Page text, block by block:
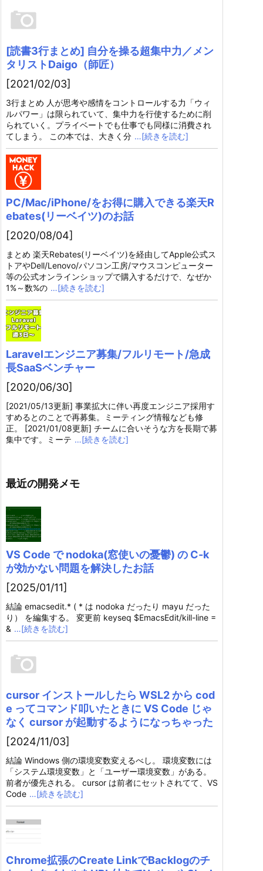
[読書3行まとめ] 自分を操る超集中力／メン
タリストDaigo（師匠）
[2021/02/03]
3行まとめ 人が思考や感情をコントロールする力「ウィ
ルパワー」は限られていて、集中力を行使するために削
られていく。プライベートでも仕事でも同様に消費され
てしまう。 この本では、大きく分 …[続きを読む]
PC/Mac/iPhone/をお得に購入できる楽天R
ebates(リーベイツ)のお話
[2020/08/04]
まとめ 楽天Rebates(リーベイツ)を経由してApple公式ス
トアやDell/Lenovo/パソコン工房/マウスコンピューター
等の公式オンラインショップで購入するだけで、なぜか
1%～数%の …[続きを読む]
Laravelエンジニア募集/フルリモート/急成
長SaaSベンチャー
[2020/06/30]
[2021/05/13更新] 事業拡大に伴い再度エンジニア採用す
すめるとのことで再募集。ミーティング情報なども修
正。 [2021/01/08更新] チームに合いそうな方を長期で募
集中です。ミーテ …[続きを読む]
最近の開発メモ
VS Code で nodoka(窓使いの憂鬱) の C-k
が効かない問題を解決したお話
[2025/01/11]
結論 emacsedit.* ( * は nodoka だったり mayu だった
り） を編集する。 変更前 keyseq $EmacsEdit/kill-line =
& …[続きを読む]
cursor インストールしたら WSL2 から cod
e ってコマンド叩いたときに VS Code じゃ
なく cursor が起動するようになっちゃった
[2024/11/03]
結論 Windows 側の環境変数変えるべし。 環境変数には
「システム環境変数」と「ユーザー環境変数」がある。
前者が優先される。 cursor は前者にセットされてて、VS
Code …[続きを読む]
Chrome拡張のCreate LinkでBacklogのチ